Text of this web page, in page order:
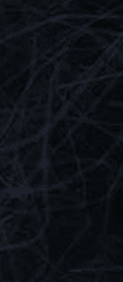
駅」より徒歩5分